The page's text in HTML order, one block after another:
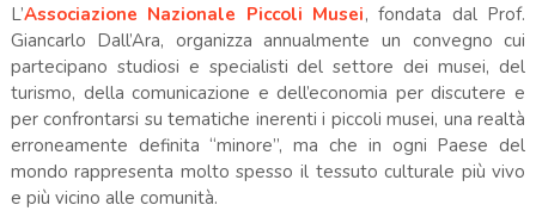
L’Associazione Nazionale Piccoli Musei, fondata dal Prof.
Giancarlo Dall’Ara, organizza annualmente un convegno cui
partecipano studiosi e specialisti del settore dei musei, del
turismo, della comunicazione e dell’economia per discutere e
per confrontarsi su tematiche inerenti i piccoli musei, una realtà
erroneamente definita “minore”, ma che in ogni Paese del
mondo rappresenta molto spesso il tessuto culturale più vivo
e più vicino alle comunità.